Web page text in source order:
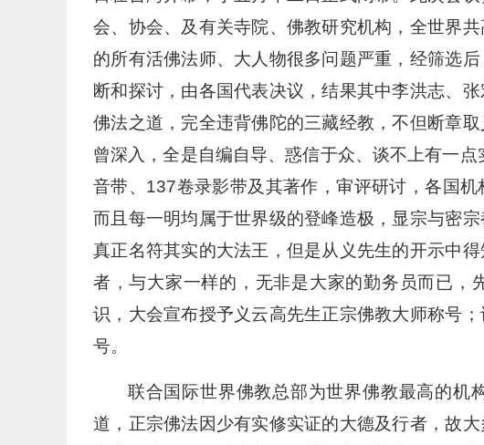
会、协会、及有关寺院、佛教研究机构，全世界
的所有活佛法师、大人物很多问题严重，经筛选
断和探讨，由各国代表决议，结果其中李洪志、
佛法之道，完全违背佛陀的三藏经教，不但断章
曾深入，全是自编自导、惑信于众、谈不上有一
音带、137卷录影带及其著作，审评研讨，各国
而且每一明均属于世界级的登峰造极，显宗与密
真正名符其实的大法王，但是从义先生的开示中
者，与大家一样的，无非是大家的勤务员而已，
识，大会宣布授予义云高先生正宗佛教大师称号
号。
联合国际世界佛教总部为世界佛教最高的机
道，正宗佛法因少有实修实证的大德及行者，故